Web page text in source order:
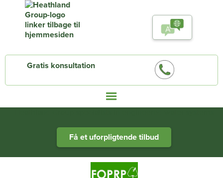
Gratis konsultation
Få et uforpligtende tilbud